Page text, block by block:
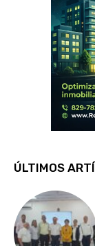
ÚLTIMOS